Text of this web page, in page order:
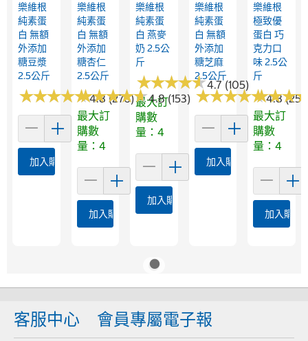
樂維根
純素蛋
白 無額
外添加
糖豆漿
2.5公斤
★★★★★
★★★★★4.8 (276)
加入購物車
樂維根
純素蛋
白 無額
外添加
糖杏仁
2.5公斤
★★★★★
★★★★★4.8 (153)
最大訂
購數
量：4
加入購物車
樂維根
純素蛋
白 燕麥
奶 2.5公
斤
★★★★★
★★★★★4.7 (105)
最大訂
購數
量：4
加入購物車
樂維根
純素蛋
白 無額
外添加
糖芝麻
2.5公斤
★★★★★
★★★★★4.8
加入購物車
樂維根
極致優
蛋白 巧
克力口
味 2.5公
斤
★★★
★★★
最大訂
購數
量：4
加入購物
客服中心 會員專屬電子報